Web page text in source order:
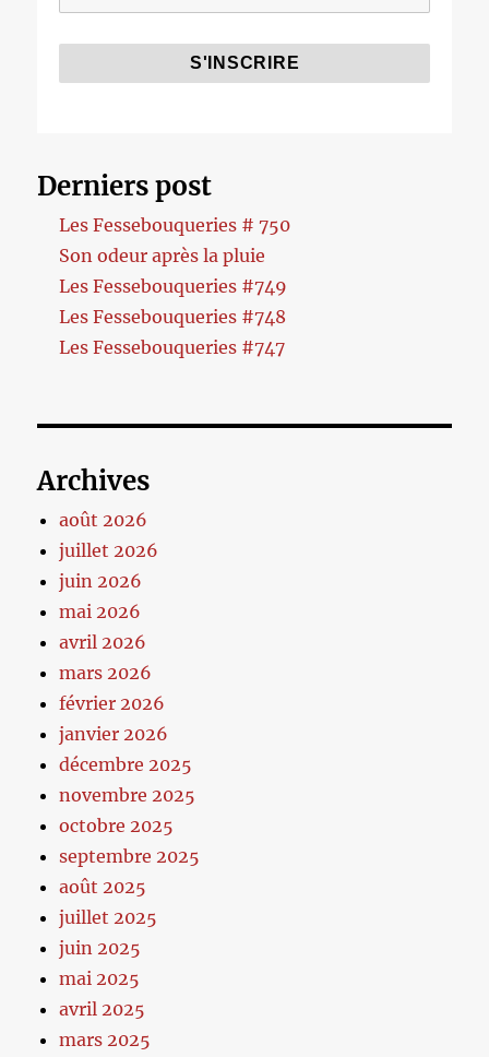
Derniers post
Les Fessebouqueries # 750
Son odeur après la pluie
Les Fessebouqueries #749
Les Fessebouqueries #748
Les Fessebouqueries #747
Archives
août 2026
juillet 2026
juin 2026
mai 2026
avril 2026
mars 2026
février 2026
janvier 2026
décembre 2025
novembre 2025
octobre 2025
septembre 2025
août 2025
juillet 2025
juin 2025
mai 2025
avril 2025
mars 2025